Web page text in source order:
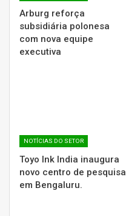
Arburg reforça
subsidiária polonesa
com nova equipe
executiva
NOTÍCIAS DO SETOR
Toyo Ink India inaugura
novo centro de pesquisa
em Bengaluru.